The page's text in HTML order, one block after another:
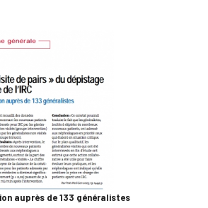
auprès de 133 généralistes